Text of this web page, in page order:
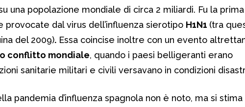
una popolazione mondiale di circa 2 miliardi. Fu la
dal virus dell’influenza sierotipo H1N1 (tra
del 2009). Essa coincise inoltre con un evento
conflitto mondiale, quando i paesi belligeranti erano
sanitarie militari e civili versavano in condizioni
pandemia d’influenza spagnola non è noto, ma si stima